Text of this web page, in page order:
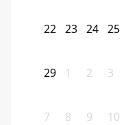
22 23 24 25
29 1 2 3
7 8 9 10